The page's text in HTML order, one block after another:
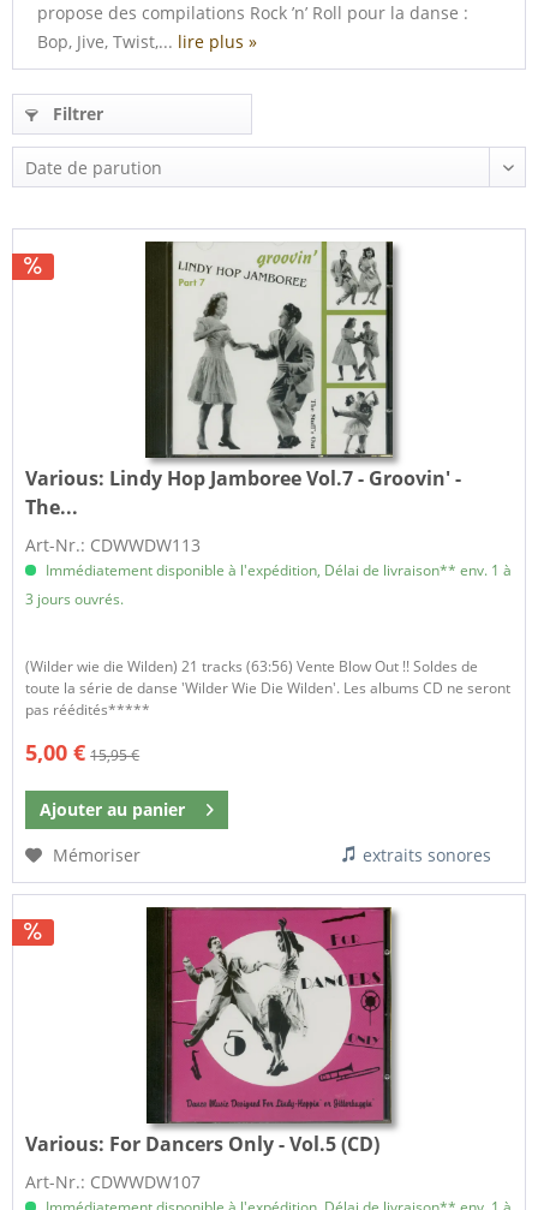
propose des compilations Rock ’n’ Roll pour la danse :
Bop, Jive, Twist,... lire plus »
Filtrer
Various: Lindy Hop Jamboree Vol.7 - Groovin' -
The...
Art-Nr.: CDWWDW113
Immédiatement disponible à l'expédition, Délai de livraison** env. 1 à
3 jours ouvrés.
(Wilder wie die Wilden) 21 tracks (63:56) Vente Blow Out !! Soldes de
toute la série de danse 'Wilder Wie Die Wilden'. Les albums CD ne seront
pas réédités*****
5,00 € 15,95 €
Ajouter au panier
Mémoriser
extraits sonores
Various: For Dancers Only - Vol.5 (CD)
Art-Nr.: CDWWDW107